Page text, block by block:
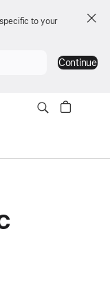
to your
Continue